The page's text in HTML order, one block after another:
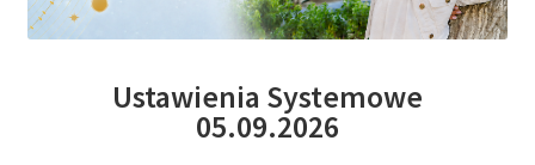
Ustawienia Systemowe
05.09.2026